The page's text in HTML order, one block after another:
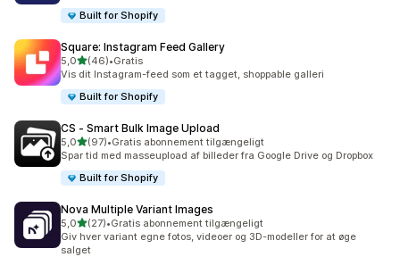
Built for Shopify
Square: Instagram Feed Gallery
5,0ud af 5 stjerner
(46)
46 anmeldelser i alt
•Gratis
Vis dit Instagram-feed som et tagget, shoppable galleri
Built for Shopify
CS ‑ Smart Bulk Image Upload
5,0ud af 5 stjerner
(97)
97 anmeldelser i alt
•Gratis abonnement tilgængeligt
Spar tid med masseupload af billeder fra Google Drive og Dropbox
Built for Shopify
Nova Multiple Variant Images
5,0ud af 5 stjerner
(27)
27 anmeldelser i alt
•Gratis abonnement tilgængeligt
Giv hver variant egne fotos, videoer og 3D-modeller for at øge
salget